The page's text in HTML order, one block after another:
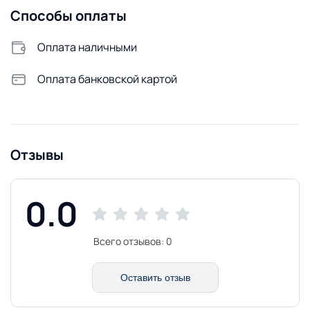
Огороженная территория
Способы оплаты
Оплата наличными
Оплата банковской картой
Отзывы
0.0
Всего отзывов: 0
Оставить отзыв